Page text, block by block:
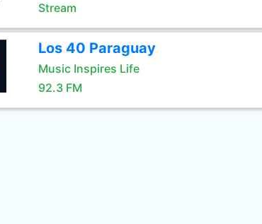
Stream
Los 40 Paraguay
Music Inspires Life
92.3 FM